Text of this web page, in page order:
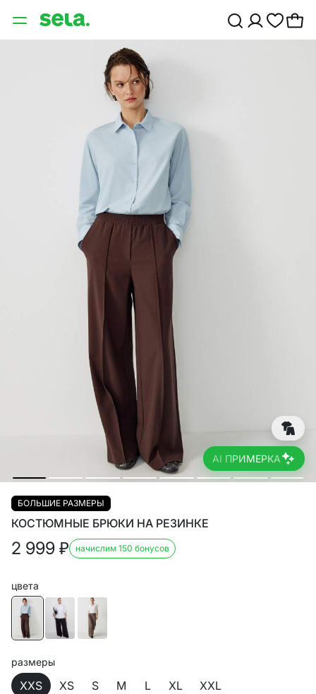
AI ПРИМЕРКА
БОЛЬШИЕ РАЗМЕРЫ
КОСТЮМНЫЕ БРЮКИ НА РЕЗИНКЕ
2 999 ₽ начислим 150 бонусов
цвета
размеры
XXS XS S M L XL XXL